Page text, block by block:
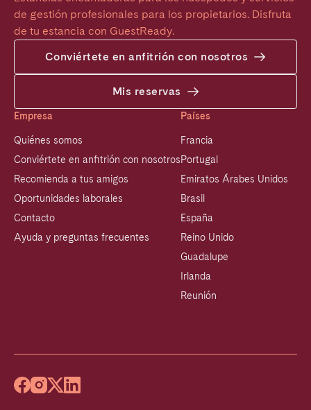
de gestión profesionales para los propietarios. Disfruta
de tu estancia con GuestReady.
Conviértete en anfitrión con nosotros
Mis reservas
Empresa
Quiénes somos
Conviértete en anfitrión con nosotros
Recomienda a tus amigos
Oportunidades laborales
Contacto
Ayuda y preguntas frecuentes
Países
Francia
Portugal
Emiratos Árabes Unidos
Brasil
España
Reino Unido
Guadalupe
Irlanda
Reunión